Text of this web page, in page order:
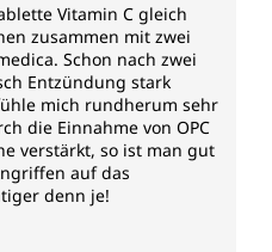
Vitamin C gleich
zusammen mit zwei
Schon nach zwei
Entzündung stark
mich rundherum sehr
die Einnahme von OPC
verstärkt, so ist man gut
auf das
denn je!